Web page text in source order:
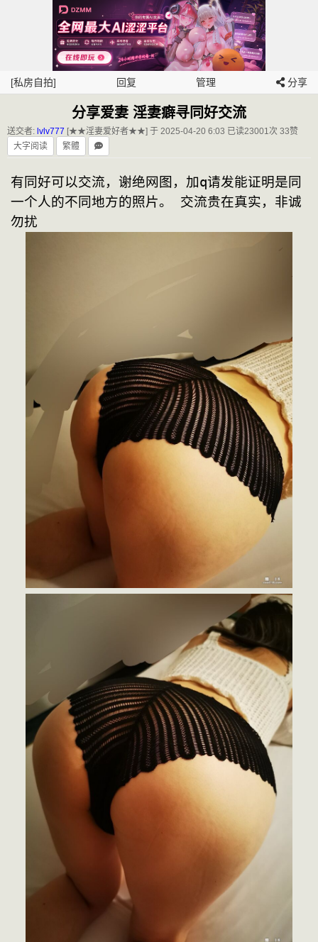
[私房自拍] 回复 管理 分享
分享爱妻 淫妻癖寻同好交流
送交者: lvlv777 [★★淫妻爱好者★★] 于 2025-04-20 6:03 已读23001次 33赞
大字阅读
繁體
有同好可以交流，谢绝网图，加q请发能证明是同
一个人的不同地方的照片。 交流贵在真实，非诚
勿扰